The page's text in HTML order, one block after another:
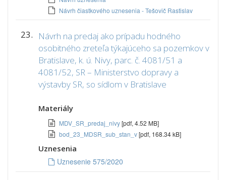
Návrh čiastkového uznesenia - Tešovič Rastislav
23.
Návrh na predaj ako prípadu hodného
osobitného zreteľa týkajúceho sa pozemkov v
Bratislave, k. ú. Nivy, parc. č. 4081/51 a
4081/52, SR – Ministerstvo dopravy a
výstavby SR, so sídlom v Bratislave
Materiály
MDV_SR_predaj_nivy[pdf, 4.52 MB]
bod_23_MDSR_sub_stan_v[pdf, 168.34 kB]
Uznesenia
Uznesenie 575/2020